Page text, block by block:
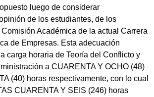
luego de considerar
de los estudiantes, de los
Académica de la actual Carrera
de Empresas. Esta adecuación
carga horaria de Teoría del Conflicto y
a CUARENTA Y OCHO (48)
(40) horas respectivamente, con lo cual
CUARENTA Y SEIS (246) horas